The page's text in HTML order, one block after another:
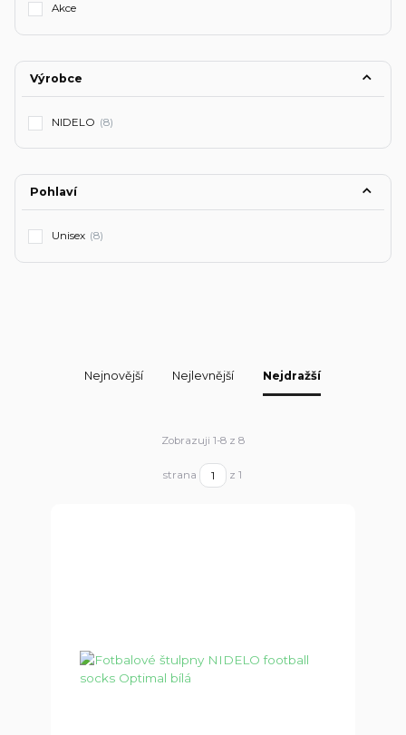
Akce
Výrobce
NIDELO (8)
Pohlaví
Unisex (8)
Nejnovější Nejlevnější Nejdražší
Zobrazuji 1-8 z 8
strana z 1